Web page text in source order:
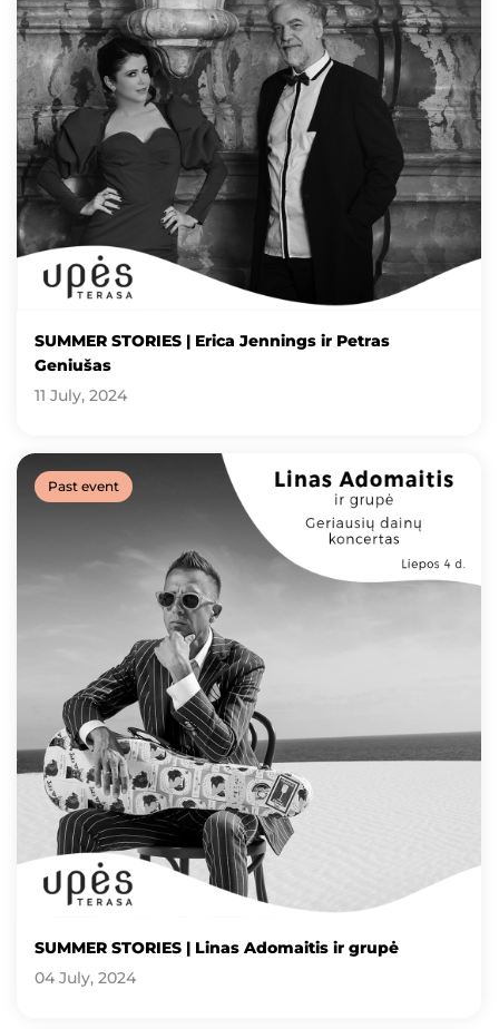
SUMMER STORIES | Erica Jennings ir Petras
Geniušas
11 July, 2024
Past event
SUMMER STORIES | Linas Adomaitis ir grupė
04 July, 2024